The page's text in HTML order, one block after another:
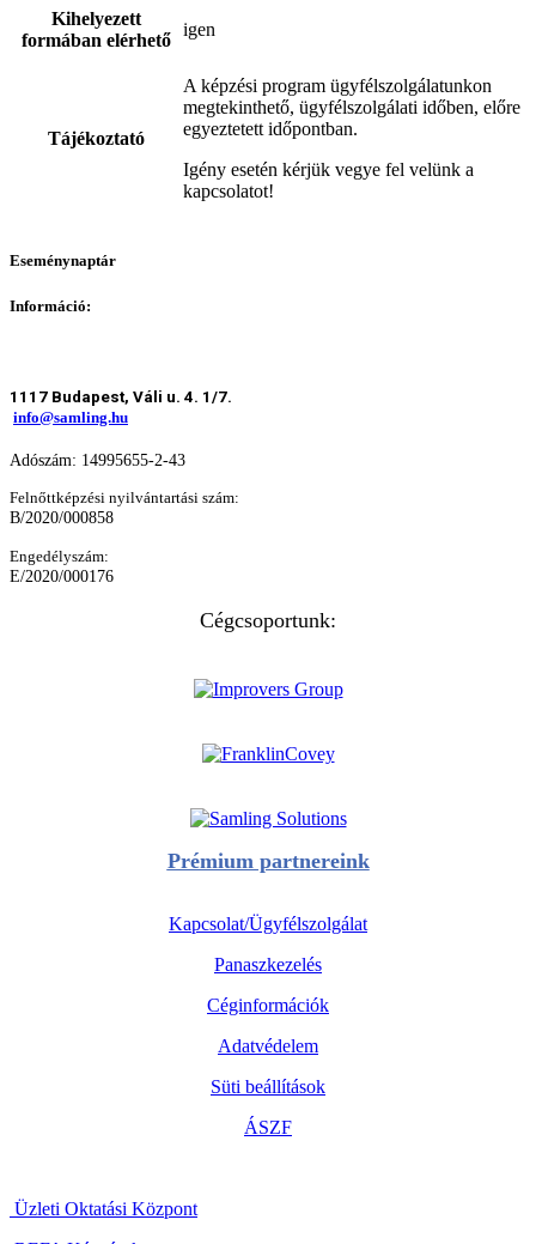
Kihelyezett
formában elérhető
igen
Tájékoztató
A képzési program ügyfélszolgálatunkon
megtekinthető, ügyfélszolgálati időben, előre
egyeztetett időpontban.
Igény esetén kérjük vegye fel velünk a
kapcsolatot!
Eseménynaptár
Információ:
1117 Budapest, Váli u. 4. 1/7.
info@samling.hu
Adószám: 14995655-2-43
Felnőttképzési nyilvántartási szám:
B/2020/000858
Engedélyszám:
E/2020/000176
Cégcsoportunk:
Prémium partnereink
Kapcsolat/Ügyfélszolgálat
Panaszkezelés
Céginformációk
Adatvédelem
Süti beállítások
ÁSZF
Üzleti Oktatási Központ